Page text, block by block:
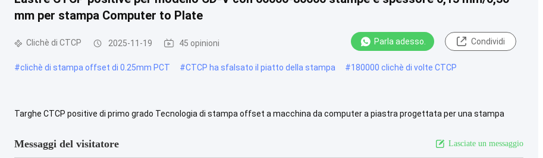
mm per stampa Computer to Plate
Clichè di CTCP 2025-11-19 45 opinioni Parla adesso. Condividi
#clichè di stampa offset di 0.25mm PCT #CTCP ha sfalsato il piatto della stampa #180000 clichè di volte CTCP
Targhe CTCP positive di primo grado Tecnologia di stampa offset a macchina da computer a piastra progettata per una stampa
Messaggi del visitatore Lasciate un messaggio